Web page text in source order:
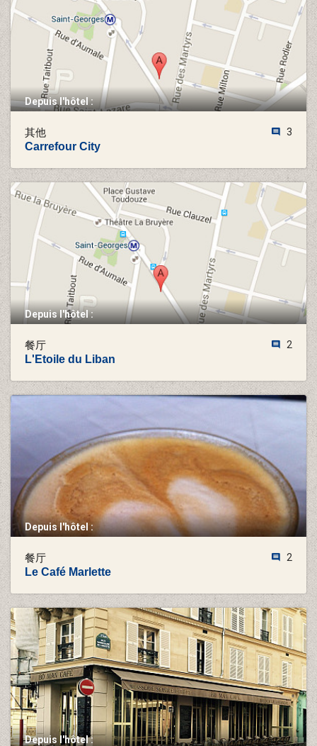
Depuis l'hôtel :
3
其他
Carrefour City
Depuis l'hôtel :
2
餐厅
L'Etoile du Liban
Depuis l'hôtel :
2
餐厅
Le Café Marlette
Depuis l'hôtel :